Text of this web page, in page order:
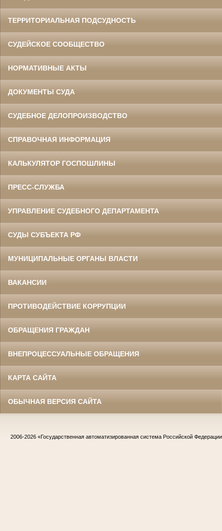
ТЕРРИТОРИАЛЬНАЯ ПОДСУДНОСТЬ
СУДЕЙСКОЕ СООБЩЕСТВО
НОРМАТИВНЫЕ АКТЫ
ДОКУМЕНТЫ СУДА
СУДЕБНОЕ ДЕЛОПРОИЗВОДСТВО
СПРАВОЧНАЯ ИНФОРМАЦИЯ
КАЛЬКУЛЯТОР ГОСПОШЛИНЫ
ПРЕСС-СЛУЖБА
УПРАВЛЕНИЕ СУДЕБНОГО ДЕПАРТАМЕНТА
СУДЫ СУБЪЕКТА РФ
МУНИЦИПАЛЬНЫЕ ОРГАНЫ ВЛАСТИ
ВАКАНСИИ
ПРОТИВОДЕЙСТВИЕ КОРРУПЦИИ
ОБРАЩЕНИЯ ГРАЖДАН
ВНЕПРОЦЕССУАЛЬНЫЕ ОБРАЩЕНИЯ
КАРТА САЙТА
ОБЫЧНАЯ ВЕРСИЯ САЙТА
2006-2026 «Государственная автоматизированная система Российской